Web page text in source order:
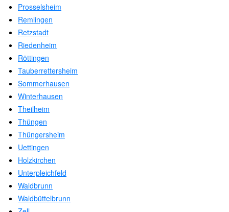
Prosselsheim
Remlingen
Retzstadt
Riedenheim
Röttingen
Tauberrettersheim
Sommerhausen
Winterhausen
Theilheim
Thüngen
Thüngersheim
Uettingen
Holzkirchen
Unterpleichfeld
Waldbrunn
Waldbüttelbrunn